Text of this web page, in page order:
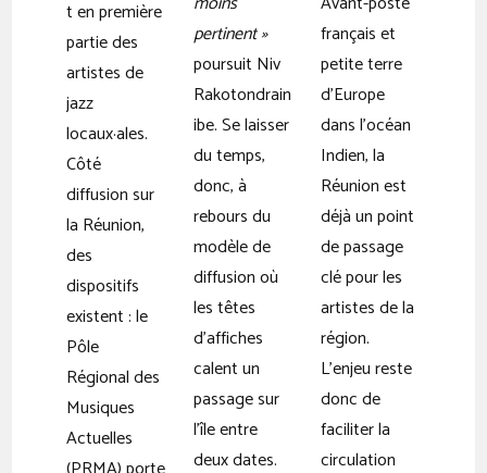
t en première
partie des
artistes de
jazz
locaux·ales.
Côté
diffusion sur
la Réunion,
des
dispositifs
existent : le
Pôle
Régional des
Musiques
Actuelles
pertinent »
poursuit Niv
Rakotondrain
ibe. Se laisser
du temps,
donc, à
rebours du
modèle de
diffusion où
les têtes
d’affiches
calent un
passage sur
l’île entre
deux dates.
français et
petite terre
d’Europe
dans l’océan
Indien, la
Réunion est
déjà un point
de passage
clé pour les
artistes de la
région.
L’enjeu reste
donc de
faciliter la
circulation